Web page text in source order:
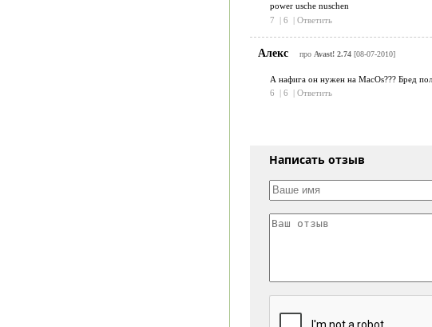
power usche nuschen
7
| 6 | Ответить
Алекс про Avast! 2.74[08-07-2010]
А нафига он нужен на MacOs??? Бред
6
| 6 | Ответить
Написать отзыв